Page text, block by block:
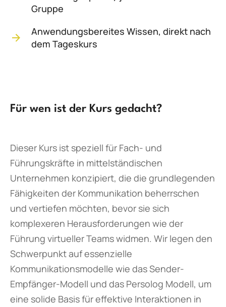
Gruppe
Anwendungsbereites Wissen, direkt nach
dem Tageskurs
Für wen ist der Kurs gedacht?
Dieser Kurs ist speziell für Fach- und
Führungskräfte in mittelständischen
Unternehmen konzipiert, die die grundlegenden
Fähigkeiten der Kommunikation beherrschen
und vertiefen möchten, bevor sie sich
komplexeren Herausforderungen wie der
Führung virtueller Teams widmen. Wir legen den
Schwerpunkt auf essenzielle
Kommunikationsmodelle wie das Sender-
Empfänger-Modell und das Persolog Modell, um
eine solide Basis für effektive Interaktionen in